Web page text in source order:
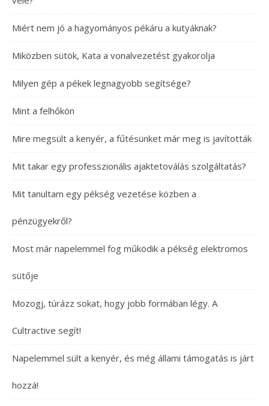
Miért nem jó a hagyományos pékáru a kutyáknak?
Miközben sütök, Kata a vonalvezetést gyakorolja
Milyen gép a pékek legnagyobb segítsége?
Mint a felhőkön
Mire megsült a kenyér, a fűtésünket már meg is javították
Mit takar egy professzionális ajaktetoválás szolgáltatás?
Mit tanultam egy pékség vezetése közben a
pénzügyekről?
Most már napelemmel fog működik a pékség elektromos
sütője
Mozogj, túrázz sokat, hogy jobb formában légy. A
Cultractive segít!
Napelemmel sült a kenyér, és még állami támogatás is járt
hozzá!